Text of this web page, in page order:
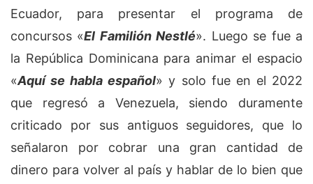
Ecuador, para presentar el programa de
concursos «El Familión Nestlé». Luego se fue a
la República Dominicana para animar el espacio
«Aquí se habla español» y solo fue en el 2022
que regresó a Venezuela, siendo duramente
criticado por sus antiguos seguidores, que lo
señalaron por cobrar una gran cantidad de
dinero para volver al país y hablar de lo bien que